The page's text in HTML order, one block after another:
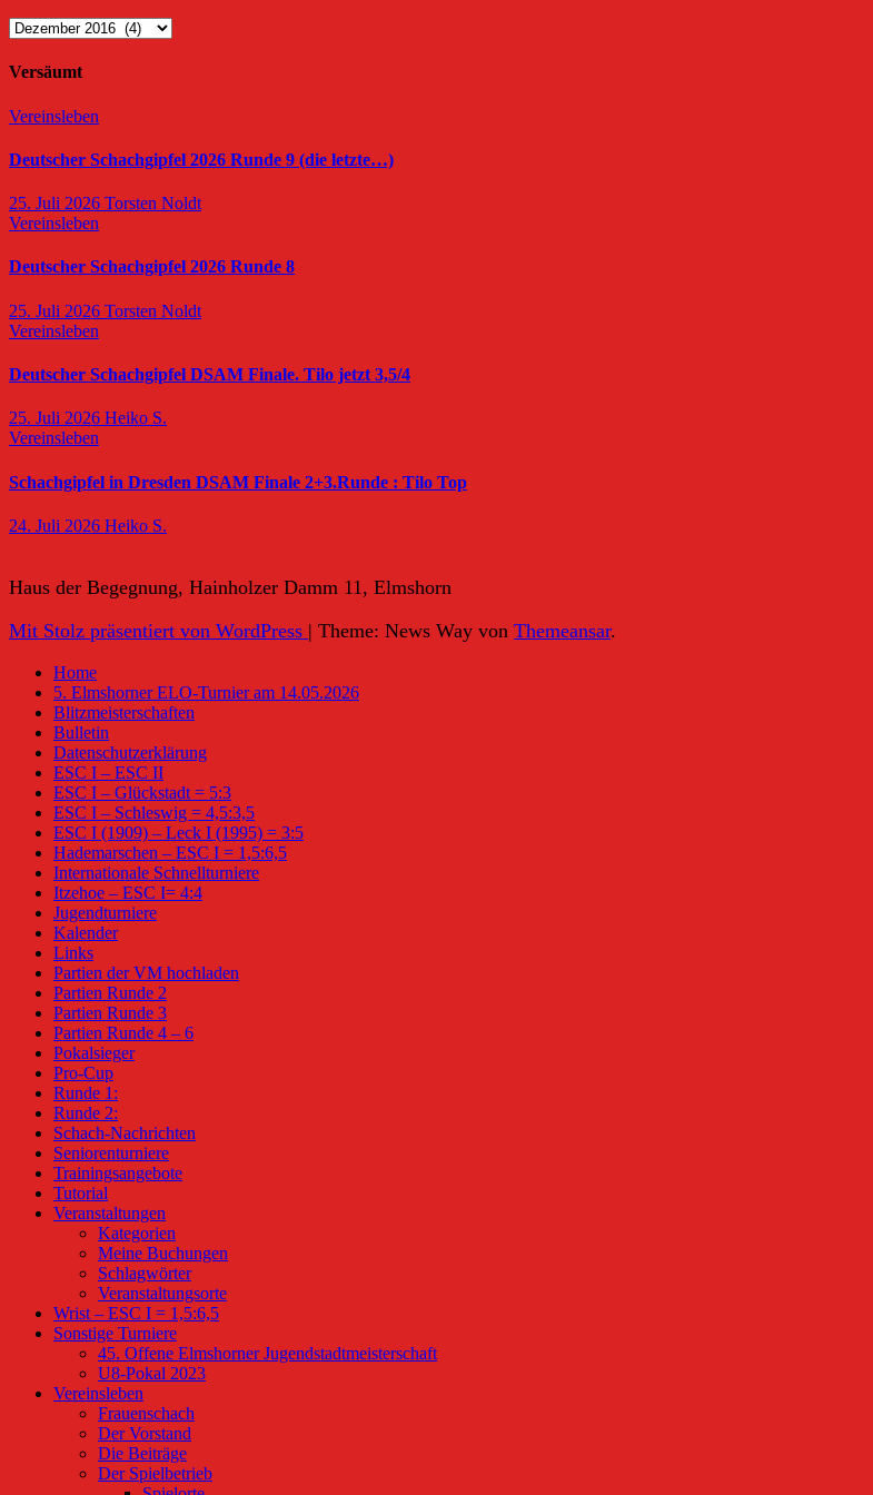
Archiv
Versäumt
Vereinsleben
Deutscher Schachgipfel 2026 Runde 9 (die letzte…)
25. Juli 2026 Torsten Noldt
Vereinsleben
Deutscher Schachgipfel 2026 Runde 8
25. Juli 2026 Torsten Noldt
Vereinsleben
Deutscher Schachgipfel DSAM Finale. Tilo jetzt 3,5/4
25. Juli 2026 Heiko S.
Vereinsleben
Schachgipfel in Dresden DSAM Finale 2+3.Runde : Tilo Top
24. Juli 2026 Heiko S.
Haus der Begegnung, Hainholzer Damm 11, Elmshorn
Mit Stolz präsentiert von WordPress | Theme: News Way von Themeansar.
Home
5. Elmshorner ELO-Turnier am 14.05.2026
Blitzmeisterschaften
Bulletin
Datenschutzerklärung
ESC I – ESC II
ESC I – Glückstadt = 5:3
ESC I – Schleswig = 4,5:3,5
ESC I (1909) – Leck I (1995) = 3:5
Hademarschen – ESC I = 1,5:6,5
Internationale Schnellturniere
Itzehoe – ESC I= 4:4
Jugendturniere
Kalender
Links
Partien der VM hochladen
Partien Runde 2
Partien Runde 3
Partien Runde 4 – 6
Pokalsieger
Pro-Cup
Runde 1:
Runde 2:
Schach-Nachrichten
Seniorenturniere
Trainingsangebote
Tutorial
Veranstaltungen
Kategorien
Meine Buchungen
Schlagwörter
Veranstaltungsorte
Wrist – ESC I = 1,5:6,5
Sonstige Turniere
45. Offene Elmshorner Jugendstadtmeisterschaft
U8-Pokal 2023
Vereinsleben
Frauenschach
Der Vorstand
Die Beiträge
Der Spielbetrieb